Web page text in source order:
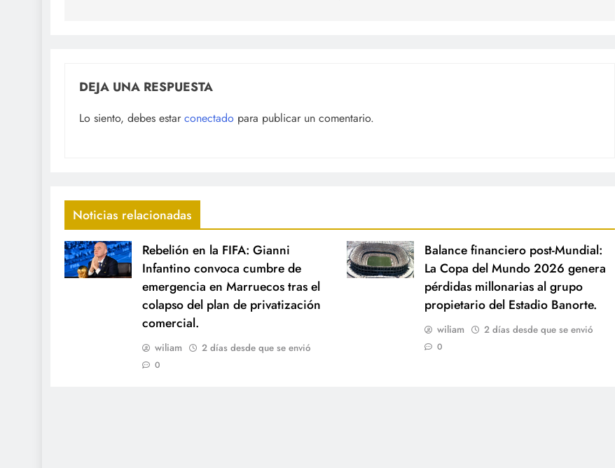
DEJA UNA RESPUESTA
Lo siento, debes estar conectado para publicar un comentario.
Noticias relacionadas
Rebelión en la FIFA: Gianni
Infantino convoca cumbre de
emergencia en Marruecos tras el
colapso del plan de privatización
comercial.
wiliam 2 días desde que se envió
0
Balance financiero post-Mundial:
La Copa del Mundo 2026 genera
pérdidas millonarias al grupo
propietario del Estadio Banorte.
wiliam 2 días desde que se envió
0